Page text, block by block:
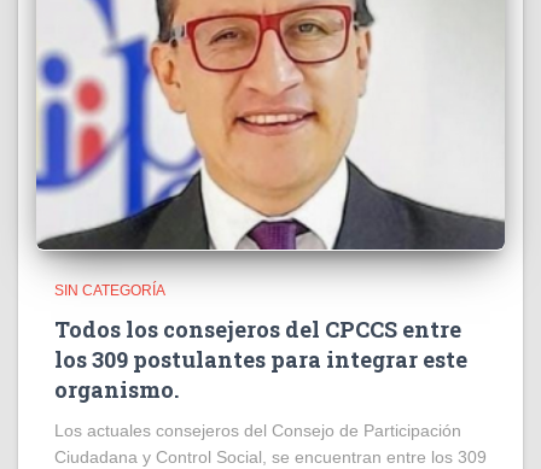
SIN CATEGORÍA
Todos los consejeros del CPCCS entre
los 309 postulantes para integrar este
organismo.
Los actuales consejeros del Consejo de Participación
Ciudadana y Control Social, se encuentran entre los 309